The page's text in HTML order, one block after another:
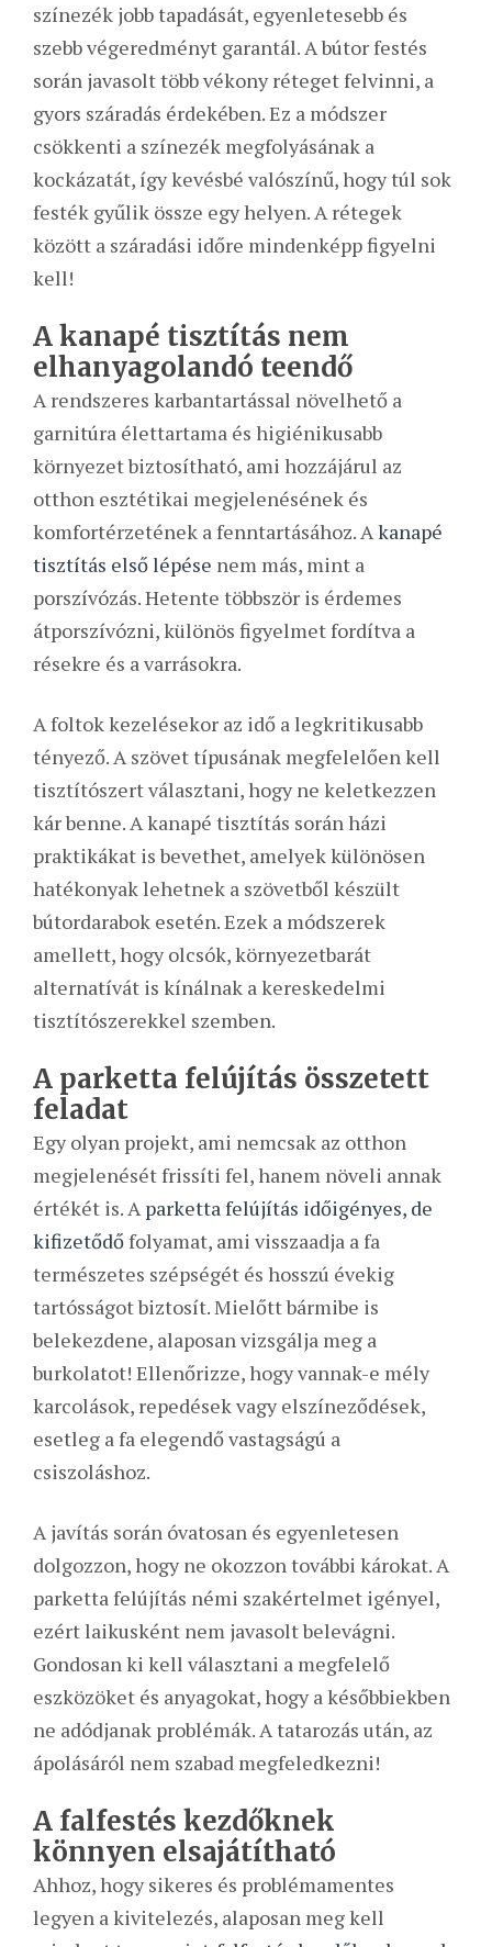
színezék jobb tapadását, egyenletesebb és
szebb végeredményt garantál. A bútor festés
során javasolt több vékony réteget felvinni, a
gyors száradás érdekében. Ez a módszer
csökkenti a színezék megfolyásának a
kockázatát, így kevésbé valószínű, hogy túl sok
festék gyűlik össze egy helyen. A rétegek
között a száradási időre mindenképp figyelni
kell!
A kanapé tisztítás nem
elhanyagolandó teendő
A rendszeres karbantartással növelhető a
garnitúra élettartama és higiénikusabb
környezet biztosítható, ami hozzájárul az
otthon esztétikai megjelenésének és
komfortérzetének a fenntartásához. Akanapé
tisztítás első lépése nem más, mint a
porszívózás. Hetente többször is érdemes
átporszívózni, különös figyelmet fordítva a
résekre és a varrásokra.
A foltok kezelésekor az idő a legkritikusabb
tényező. A szövet típusának megfelelően kell
tisztítószert választani, hogy ne keletkezzen
kár benne. A kanapé tisztítás során házi
praktikákat is bevethet, amelyek különösen
hatékonyak lehetnek a szövetből készült
bútordarabok esetén. Ezek a módszerek
amellett, hogy olcsók, környezetbarát
alternatívát is kínálnak a kereskedelmi
tisztítószerekkel szemben.
A parketta felújítás összetett
feladat
Egy olyan projekt, ami nemcsak az otthon
megjelenését frissíti fel, hanem növeli annak
értékét is. Aparketta felújítás időigényes, de
kifizetődőfolyamat, ami visszaadja a fa
természetes szépségét és hosszú évekig
tartósságot biztosít. Mielőtt bármibe is
belekezdene, alaposan vizsgálja meg a
burkolatot! Ellenőrizze, hogy vannak-e mély
karcolások, repedések vagy elszíneződések,
esetleg a fa elegendő vastagságú a
csiszoláshoz.
A javítás során óvatosan és egyenletesen
dolgozzon, hogy ne okozzon további károkat. A
parketta felújítás némi szakértelmet igényel,
ezért laikusként nem javasolt belevágni.
Gondosan ki kell választani a megfelelő
eszközöket és anyagokat, hogy a későbbiekben
ne adódjanak problémák. A tatarozás után, az
ápolásáról nem szabad megfeledkezni!
A falfestés kezdőknek
könnyen elsajátítható
Ahhoz, hogy sikeres és problémamentes
legyen a kivitelezés, alaposan meg kell